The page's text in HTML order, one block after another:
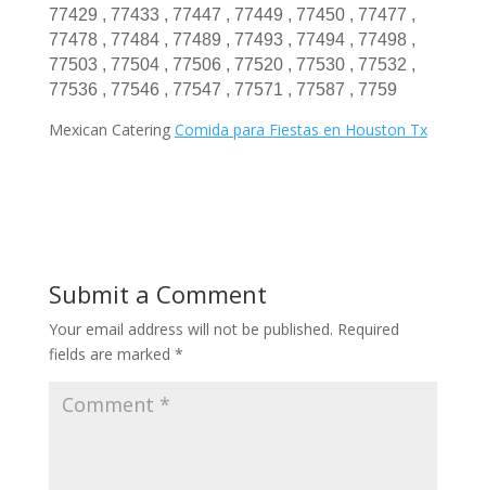
77429 , 77433 , 77447 , 77449 ​​, 77450 , 77477 ,
77478 , 77484 , 77489 , 77493 , 77494 , 77498 ,
77503 , 77504 , 77506 , 77520 , 77530 , 77532 ,
77536 , 77546 , 77547 , 77571 , 77587 , 7759
Mexican Catering Comida para Fiestas en Houston Tx
Submit a Comment
Your email address will not be published. Required
fields are marked *